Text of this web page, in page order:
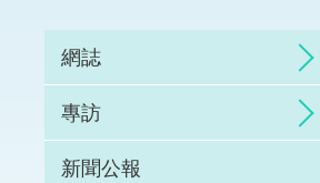
網誌
專訪
新聞公報